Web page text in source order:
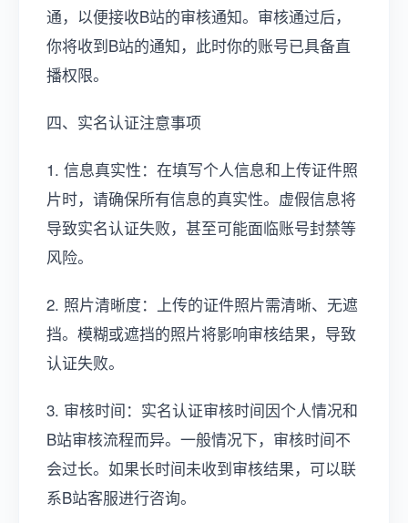
通，以便接收B站的审核通知。审核通过后，
你将收到B站的通知，此时你的账号已具备直
播权限。
四、实名认证注意事项
1. 信息真实性：在填写个人信息和上传证件照
片时，请确保所有信息的真实性。虚假信息将
导致实名认证失败，甚至可能面临账号封禁等
风险。
2. 照片清晰度：上传的证件照片需清晰、无遮
挡。模糊或遮挡的照片将影响审核结果，导致
认证失败。
3. 审核时间：实名认证审核时间因个人情况和
B站审核流程而异。一般情况下，审核时间不
会过长。如果长时间未收到审核结果，可以联
系B站客服进行咨询。